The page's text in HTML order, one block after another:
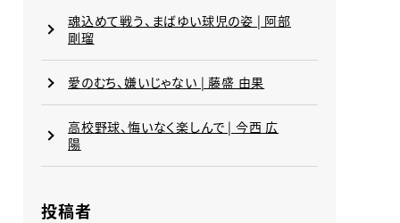
魂込めて戦う、まばゆい球児の姿 | 阿部
剛瑠
愛のむち、嫌いじゃない | 藤盛 由果
高校野球、悔いなく楽しんで | 今西 広
陽
投稿者